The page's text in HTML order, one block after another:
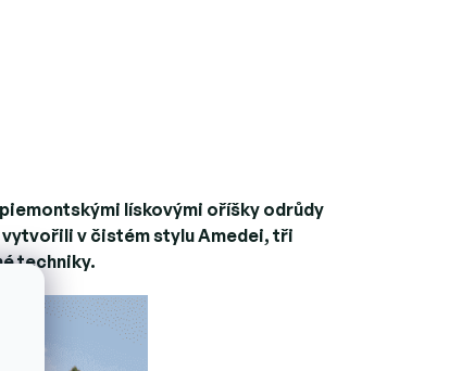
lískovými oříšky odrůdy
vytvořili v čistém stylu Amedei, tři
techniky.